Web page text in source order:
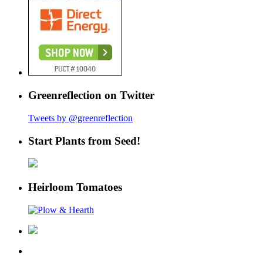
Greenreflection on Twitter
Tweets by @greenreflection
Start Plants from Seed!
Heirloom Tomatoes